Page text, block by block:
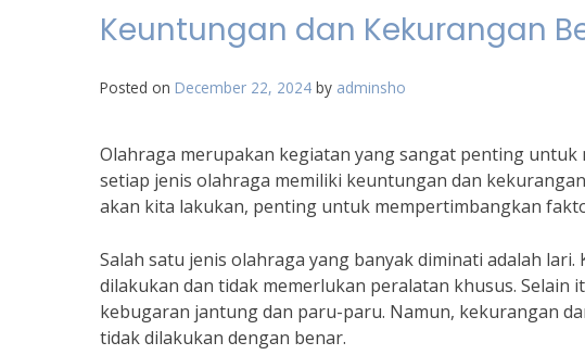
Keuntungan dan Kekurangan
Posted on December 22, 2024 by adminsho
Olahraga merupakan kegiatan yang sangat penting
setiap jenis olahraga memiliki keuntungan dan
akan kita lakukan, penting untuk mempertimbangkan
Salah satu jenis olahraga yang banyak diminati adalah
dilakukan dan tidak memerlukan peralatan khusus.
kebugaran jantung dan paru-paru. Namun, kekurangan
tidak dilakukan dengan benar.